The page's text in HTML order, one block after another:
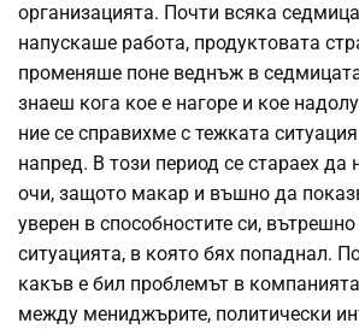
организацията. Почти всяка
напускаше работа, продуктовата
променяше поне веднъж в
знаеш кога кое е нагоре и кое
ние се справихме с тежката
напред. В този период се стараех да
очи, защото макар и въшно да
уверен в способностите си,
ситуацията, в която бях попаднал.
какъв е бил проблемът в
между мениджърите, политически